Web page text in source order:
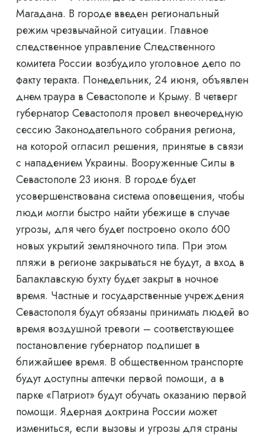
Магадана. В городе введен региональный
режим чрезвычайной ситуации. Главное
следственное управление Следственного
комитета России возбудило уголовное дело по
факту теракта. Понедельник, 24 июня, объявлен
днем ​​траура в Севастополе и Крыму. В четверг
губернатор Севастополя провел внеочередную
сессию Законодательного собрания региона,
на которой огласил решения, принятые в связи
с нападением Украины. Вооруженные Силы в
Севастополе 23 июня. В городе будет
усовершенствована система оповещения, чтобы
люди могли быстро найти убежище в случае
угрозы, для чего будет построено около 600
новых укрытий земляночного типа. При этом
пляжи в регионе закрываться не будут, а вход в
Балаклавскую бухту будет закрыт в ночное
время. Частные и государственные учреждения
Севастополя будут обязаны принимать людей во
время воздушной тревоги – соответствующее
постановление губернатор подпишет в
ближайшее время. В общественном транспорте
будут доступны аптечки первой помощи, а в
парке «Патриот» будут обучать оказанию первой
помощи. Ядерная доктрина России может
измениться, если вызовы и угрозы для страны